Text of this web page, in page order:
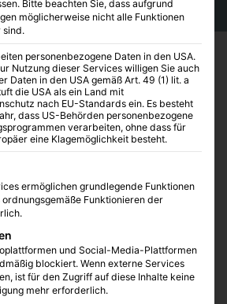
Bitte beachten Sie, dass aufgrund
möglicherweise nicht alle Funktionen
sind.
personenbezogene Daten in den USA.
Nutzung dieser Services willigen Sie auch
Daten in den USA gemäß Art. 49 (1) lit. a
die USA als ein Land mit
nach EU-Standards ein. Es besteht
dass US-Behörden personenbezogene
verarbeiten, ohne dass für
eine Klagemöglichkeit besteht.
der Service-Gruppen, für die eine
ermöglichen grundlegende Funktionen
Funktionieren der
und Social-Media-Plattformen
blockiert. Wenn externe Services
ist für den Zugriff auf diese Inhalte keine
mehr erforderlich.